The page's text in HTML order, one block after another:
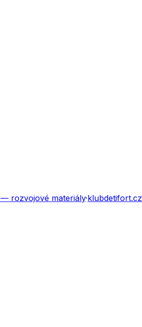
— rozvojové materiály·klubdetifort.cz